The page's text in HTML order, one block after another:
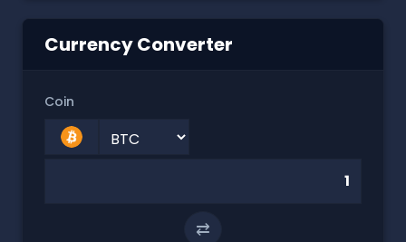
Currency Converter
Coin
⇄